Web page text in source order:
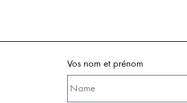
Vos nom et prénom